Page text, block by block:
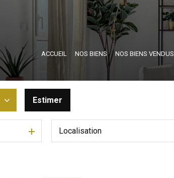
ACCUEIL NOS BIENS NOS BIENS VENDUS
Estimer